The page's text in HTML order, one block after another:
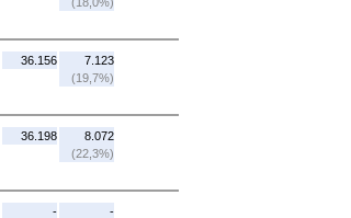
36.156
7.123
(19,7%)
36.198
8.072
(22,3%)
-
-